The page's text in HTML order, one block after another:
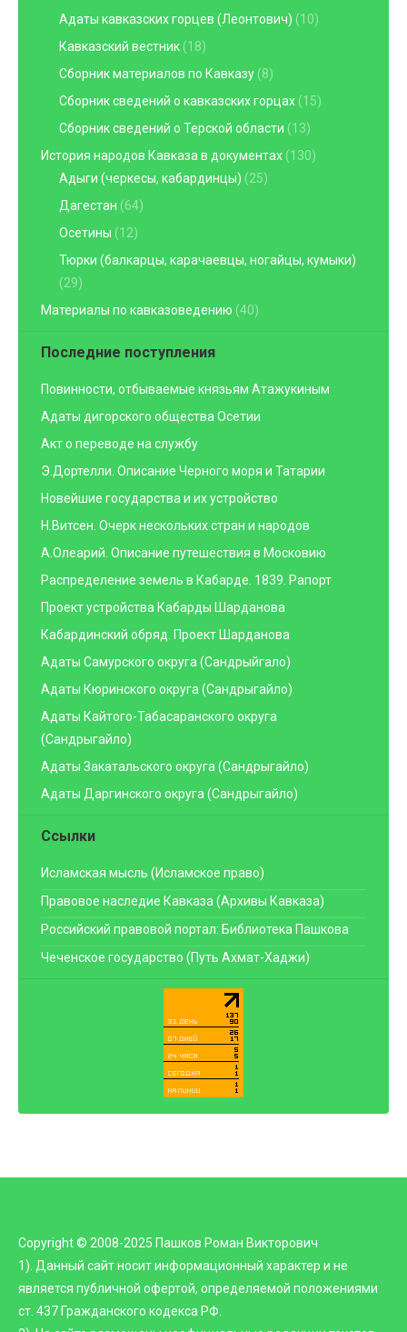
Адаты кавказских горцев (Леонтович) (10)
Кавказский вестник (18)
Сборник материалов по Кавказу (8)
Сборник сведений о кавказских горцах (15)
Сборник сведений о Терской области (13)
История народов Кавказа в документах (130)
Адыги (черкесы, кабардинцы) (25)
Дагестан (64)
Осетины (12)
Тюрки (балкарцы, карачаевцы, ногайцы, кумыки)
(29)
Материалы по кавказоведению (40)
Последние поступления
Повинности, отбываемые князьям Атажукиным
Адаты дигорского общества Осетии
Акт о переводе на службу
Э.Дортелли. Описание Черного моря и Татарии
Новейшие государства и их устройство
Н.Витсен. Очерк нескольких стран и народов
А.Олеарий. Описание путешествия в Московию
Распределение земель в Кабарде. 1839. Рапорт
Проект устройства Кабарды Шарданова
Кабардинский обряд. Проект Шарданова
Адаты Самурского округа (Сандрыйгало)
Адаты Кюринского округа (Сандрыгайло)
Адаты Кайтого-Табасаранского округа
(Сандрыгайло)
Адаты Закатальского округа (Сандрыгайло)
Адаты Даргинского округа (Сандрыгайло)
Ссылки
Исламская мысль (Исламское право)
Правовое наследие Кавказа (Архивы Кавказа)
Российский правовой портал: Библиотека Пашкова
Чеченское государство (Путь Ахмат-Хаджи)
Copyright © 2008-2025 Пашков Роман Викторович
1). Данный сайт носит информационный характер и не
является публичной офертой, определяемой положениями
ст. 437 Гражданского кодекса РФ.